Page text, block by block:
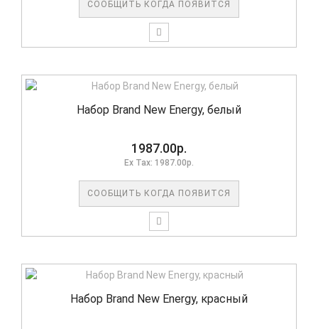
СООБЩИТЬ КОГДА ПОЯВИТСЯ
Набор Brand New Energy, белый
1987.00р.
Ex Tax: 1987.00р.
СООБЩИТЬ КОГДА ПОЯВИТСЯ
Набор Brand New Energy, красный